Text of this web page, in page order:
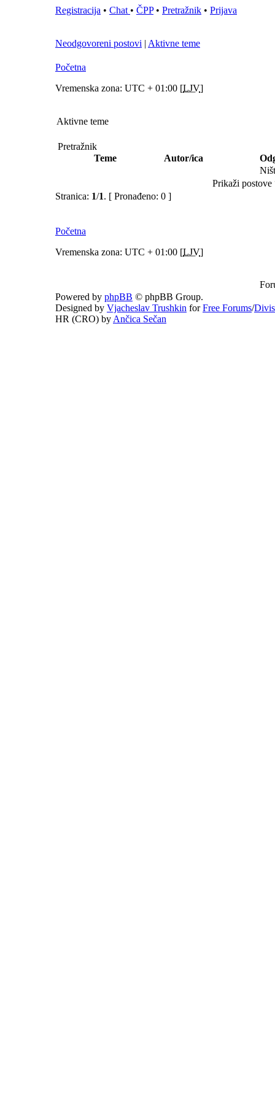
Registracija • Chat • ČPP• Pretražnik • Prijava
Neodgovoreni postovi | Aktivne teme
Početna
Vremenska zona: UTC + 01:00 [LJV]
Aktivne teme
Pretražnik
Teme
Autor/ica
Prikaži postove
Stranica: 1/1. [ Pronađeno: 0 ]
Početna
Vremenska zona: UTC + 01:00 [LJV]
Powered by phpBB © phpBB Group.
Designed by Vjacheslav Trushkin forFree Forums/
HR (CRO) by Ančica Sečan